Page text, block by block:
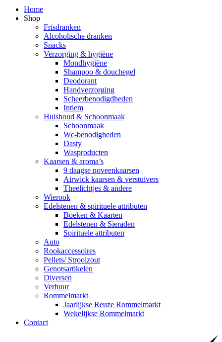
Home
Shop
Frisdranken
Alcoholische dranken
Snacks
Verzorging & hygiëne
Mondhygiëne
Shampoo & douchegel
Deodorant
Handverzorging
Scheerbenodigdheden
Intiem
Huishoud & Schoonmaak
Schoonmaak
Wc-benodigheden
Dasty
Wasproducten
Kaarsen & aroma’s
9 daagse noveenkaarsen
Airwick kaarsen & verstuivers
Theelichtjes & andere
Wierook
Edelstenen & spirituele attributen
Boeken & Kaarten
Edelstenen & Sieraden
Spirituele attributen
Auto
Rookaccessoires
Pellets/ Strooizout
Genotsartikelen
Diversen
Verhuur
Rommelmarkt
Jaarlijkse Reuze Rommelmarkt
Wekelijkse Rommelmarkt
Contact